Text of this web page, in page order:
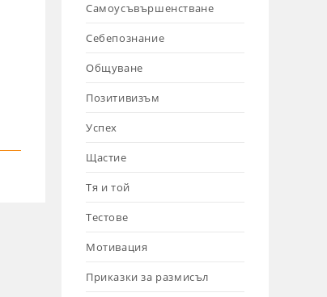
Самоусъвършенстване
Себепознание
Общуване
Позитивизъм
Успех
Щастие
Тя и той
Тестове
Мотивация
Приказки за размисъл